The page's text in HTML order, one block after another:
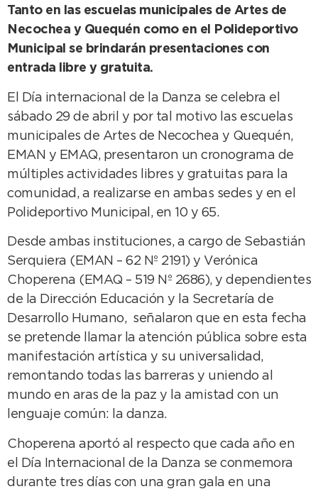
Tanto en las escuelas municipales de Artes de
Necochea y Quequén como en el Polideportivo
Municipal se brindarán presentaciones con
entrada libre y gratuita.
El Día internacional de la Danza se celebra el
sábado 29 de abril y por tal motivo las escuelas
municipales de Artes de Necochea y Quequén,
EMAN y EMAQ, presentaron un cronograma de
múltiples actividades libres y gratuitas para la
comunidad, a realizarse en ambas sedes y en el
Polideportivo Municipal, en 10 y 65.
Desde ambas instituciones, a cargo de Sebastián
Serquiera (EMAN – 62 Nº 2191) y Verónica
Choperena (EMAQ – 519 Nº 2686), y dependientes
de la Dirección Educación y la Secretaría de
Desarrollo Humano, señalaron que en esta fecha
se pretende llamar la atención pública sobre esta
manifestación artística y su universalidad,
remontando todas las barreras y uniendo al
mundo en aras de la paz y la amistad con un
lenguaje común: la danza.
Choperena aportó al respecto que cada año en
el Día Internacional de la Danza se conmemora
durante tres días con una gran gala en una